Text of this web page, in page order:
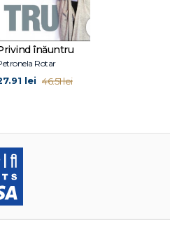
înăuntru
Rotar
lei 46.51 lei